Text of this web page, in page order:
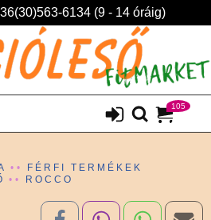
6134 (9 - 14 óráig)
105
FÉRFI TERMÉKEK
ROCCO